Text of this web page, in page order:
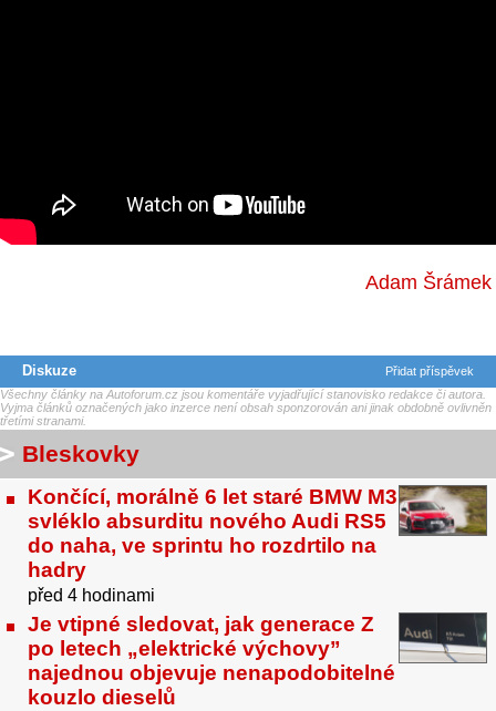
Adam Šrámek
Diskuze
Přidat příspěvek
Všechny články na Autoforum.cz jsou komentáře vyjadřující stanovisko redakce či autora.
Vyjma článků označených jako inzerce není obsah sponzorován ani jinak obdobně ovlivněn
třetími stranami.
Bleskovky
Končící, morálně 6 let staré BMW M3
svléklo absurditu nového Audi RS5
do naha, ve sprintu ho rozdrtilo na
hadry
před 4 hodinami
Je vtipné sledovat, jak generace Z
po letech „elektrické výchovy”
najednou objevuje nenapodobitelné
kouzlo dieselů